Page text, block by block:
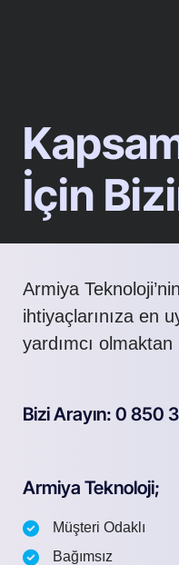
İçin
Armiya
ihtiyaçlarınıza en
yardımcı
Bizi Arayın: 0 850
Armiya Teknoloji;
Müşteri Odaklı
Bağımsız